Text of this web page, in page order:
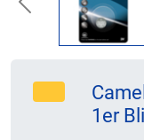
Previous
1er